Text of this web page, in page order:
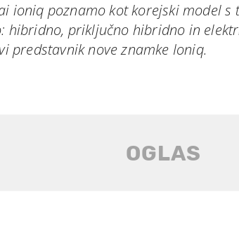
ioniq poznamo kot korejski model s
hibridno, priključno hibridno in
predstavnik nove znamke Ioniq.